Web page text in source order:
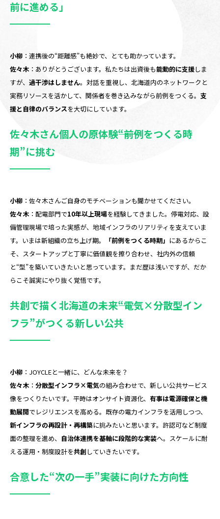
前に進める」
小柳 ：連携後の“距離感”も絶妙で、とても助かっています。
佐々木 ：ありがとうございます。私たちは出資後も能動的に支援しま
すが、 過干渉はしません。対話を重視し、北海道内のネットワークと
実務リソースを活かして、関係者を巻き込みながら前例をつくる。 支
援と自律のバランスを大切にしています。
佐々木さん個人の原体験――“前例をつくる時
期”に挑む
小柳 ：佐々木さんご自身のモチベーションも聞かせてください。
佐々木 ：配電部門で10年以上現場を経験してきました。停電対応、設
備管理――現場で培った実感が、地域インフラのリアリティを支えていま
す。いまは新組織の立ち上げ期。
「前例をつくる時期」 にあるからこ
そ、スタートアップと丁寧に価値観を擦り合わせ、社内外の信頼
と“型”を築いていきたいと思っています。まだ歴は浅いですが、だか
らこそ誠実にやり抜く覚悟です。
共創で描く北海道の未来――“電気×分散型イン
フラ”がつくる新しい公共
小柳 ：JOYCLEと一緒に、どんな未来を？
佐々木 ： 分散型インフラ×電気の組み合わせで、新しい公共サービス
像をつくりたいです。平時はオンサイト資源化、 有事は電源確保と機
動展開でレジリエンスを高める。既存の電力インフラを活用しつつ、
新インフラの再設計・再構築に挑みたいと思います。許認可など制度
面の整理を進め、 自治体連携を基軸に段階的な実装へ。スケールに耐
える運用・制度設計を共創 していきたいです。
合意した“次の一手”――実装に向けた方向性